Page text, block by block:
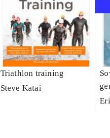
Triathlon training
Steve Katai